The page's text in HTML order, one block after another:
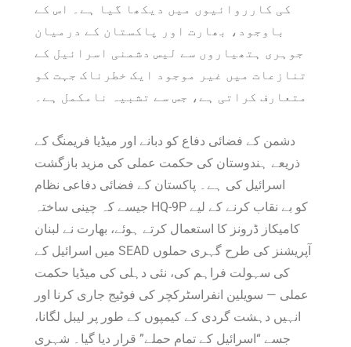
کی کارروائیوں میں دیکھا گیا ہے۔ اس کے
باوجود، بھارت اور پاکستان کے درمیان
جوہری ہتھیاروں سے لیس دشمنی اسرائیل کے
تنازعات میں غیر موجود ایک خطرناک جہت کو
متعارف کراتی ہے، جس سے تشبیہ نامکمل ہے۔
دشمن کے فضائی دفاع کو دبانے اور میڈیا فریمنگ کے
ذریعے ہندوستان کی حکمت عملی کی مزید بازگشت
اسرائیل کی ہے۔ پاکستان کے فضائی دفاعی نظام
جیسے کہ چینی ساختہ HQ-9P کو بے نقاب کرنے کے لیے
کامیکاز ڈرونز کا استعمال کرتے ہوئے، بھارت نے لبنان
میں اسرائیل کے SEAD آپریشنز کی طرح گہری حملوں
کی سہولت فراہم کی، نئی دہلی کی میڈیا حکمت
عملی — سویلین انفراسٹرکچر کی فوٹیج جاری کرنا اور
انہیں دہشت گردی کے کیمپوں کے طور پر لیبل لگانا،
جسے “اسرائیل کے تمام حملے” قرار دیا گیا۔ شہری